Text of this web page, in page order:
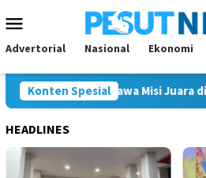
ke
kontenMobile
Advertorial Nasional Ekonomi
Konten Spesial
Mahakam FC Bawa Misi Juara di
HEADLINES